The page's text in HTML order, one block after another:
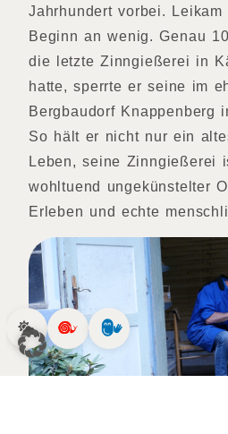
Jahrhundert vorbei. Leikam
Beginn an wenig. Genau
die letzte Zinngießerei in
hatte, sperrte er seine im
Bergbaudorf Knappenberg
So hält er nicht nur ein
Leben, seine Zinngießerei
wohltuend ungekünstelter
Erleben und echte